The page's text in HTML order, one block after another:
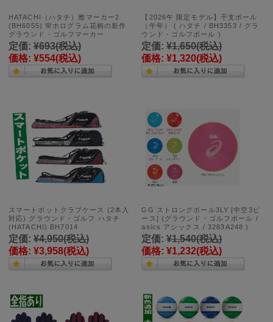
HATACHI（ハタチ）雅マーカー2
(BH6055) 🌸ホログラム花柄の新作
グラウンド・ゴルフマーカー
定価: ¥693(税込)
価格: ¥554(税込)
【2026午 限定モデル】干支ボール
（午年） ( ハタチ / BH3353 / グラ
ウンド・ゴルフボール )
定価: ¥1,650(税込)
価格: ¥1,320(税込)
スマートポットクラブケース (2本入
対応) グラウンド・ゴルフ ハタチ
(HATACHI) BH7014
定価: ¥4,950(税込)
価格: ¥3,958(税込)
GG ストロングボール3LY [中空3ピ
ース] (グラウンド・ゴルフボール /
asics アシックス / 3283A248 )
定価: ¥1,540(税込)
価格: ¥1,232(税込)